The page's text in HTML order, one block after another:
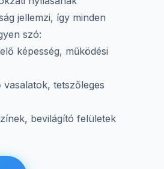
jellemzi, így minden
szó:
képesség, működési
tetszőleges